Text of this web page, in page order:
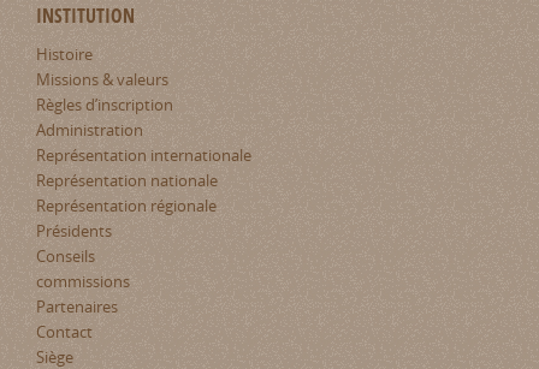
INSTITUTION
Histoire
Missions & valeurs
Règles d’inscription
Administration
Représentation internationale
Représentation nationale
Représentation régionale
Présidents
Conseils
commissions
Partenaires
Contact
Siège